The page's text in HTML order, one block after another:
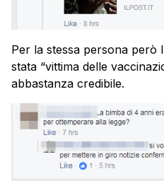
Per la stessa persona però
stata “vittima delle
abbastanza credibile.